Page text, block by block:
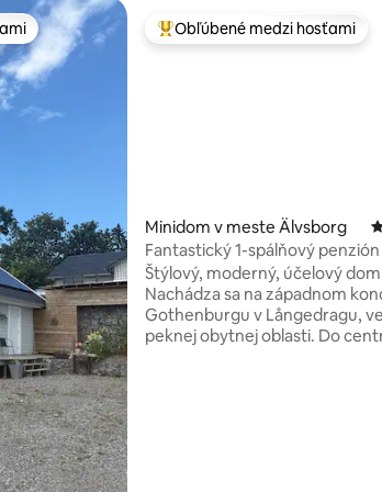
hodnotení: 225
Najobľúbenejšie medzi hosťami
Obľúbené medzi hosťami
Minidom v meste Älvsborg
Fantastický 1-spálňový
Štýlový, moderný, účelový
Nachádza sa na západnom
Gothenburgu v Långedragu,
peknej obytnej oblasti. Do centra mesta